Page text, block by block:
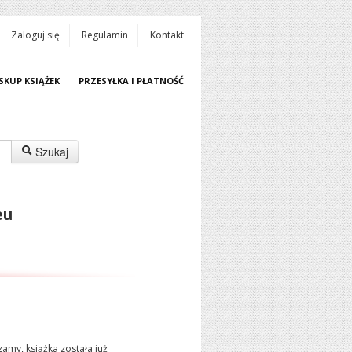
Zaloguj się Regulamin Kontakt
KSIĄŻEK PRZESYŁKA I PŁATNOŚĆ
Szukaj
książka została już